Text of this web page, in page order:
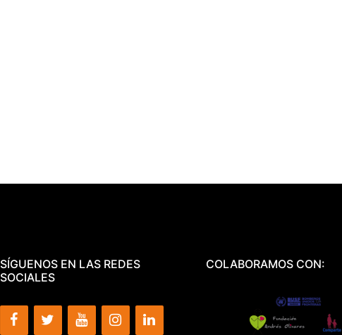
SÍGUENOS EN LAS REDES
SOCIALES
COLABORAMOS CON: